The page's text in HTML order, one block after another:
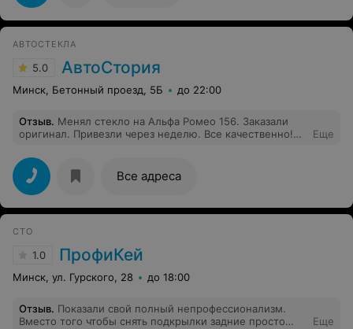
АВТОСТЕКЛА
5.0 АвтоСтория
Минск, Бетонный проезд, 5Б до 22:00
Отзыв. Менял стекло на Альфа Ромео 156. Заказали
оригинал. Привезли через неделю. Все качественно!
администратор на три года! круто! Советую!
Еще
Все адреса
СТО
1.0 ПрофиКей
Минск, ул. Гурского, 28 до 18:00
Отзыв. Показали свой полный непрофессионализм.
Вместо того чтобы снять подкрылки задние просто
Еще